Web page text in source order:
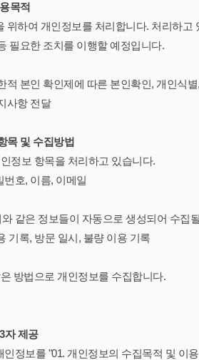
목현동
태전동
곤지암,광주
동판교,야탑
는 길
목적
위하여 개인정보를 처리합니다. 처리하
필요한 조치를 이행할 예정입니다.
적 본인 확인제에 따른 본인확인, 개인식
사항 전달
목 및 수집방법
정보 항목을 처리하고 있습니다.
번호, 이름, 이메일
같은 정보들이 자동으로 생성되어 수집
기록, 방문 일시, 불량 이용 기록
방법으로 개인정보를 수집합니다.
자 제공
인정보를 "01. 개인정보의 수집목적 및 이